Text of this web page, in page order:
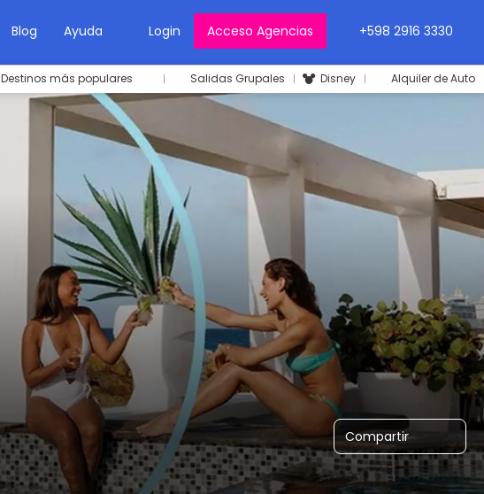
Blog Ayuda Login Acceso Agencias +598 2916 3330
Destinos más populares Salidas Grupales Disney Alquiler de Auto
Compartir